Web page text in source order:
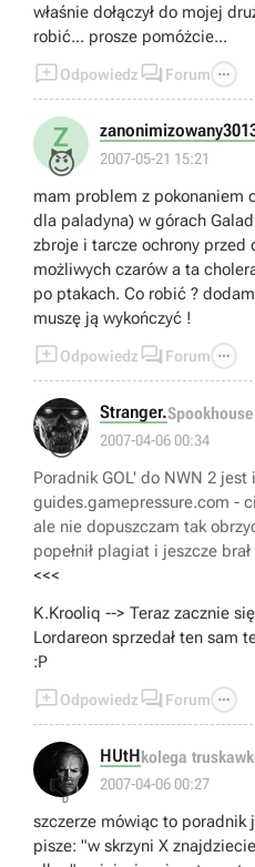
właśnie dołączył do mojej
robić... prosze pomóżcie...
Odpowiedz  Forum 
Z
😈 2007-05-21 15:21
mam problem z pokonaniem
dla paladyna) w górach
zbroje i tarcze ochrony przed
możliwych czarów a ta
po ptakach. Co robić ?
muszę ją wykończyć !
Odpowiedz  Forum 
😁
Stranger.Spookhouse
2007-04-06 00:34
Poradnik GOL' do NWN 2
guides.gamepressure.com -
ale nie dopuszczam tak
popełnił plagiat i jeszcze
<<<
K.Krooliq --> Teraz zacznie
Lordareon sprzedał ten sam
:P
Odpowiedz  Forum 
👎
HUtHkolega
2007-04-06 00:27
szczerze mówiąc to poradnik
pisze: "w skrzyni X